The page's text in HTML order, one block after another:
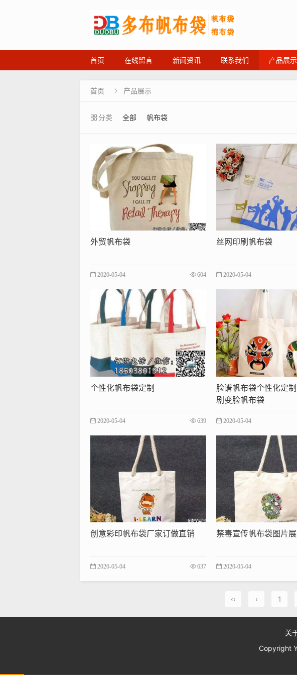
首页 在线留言 新闻资讯 联系我们 产品展示
首页  产品展示
分类 全部 帆布袋
外贸帆布袋
2020-05-04 604
丝网印刷帆布袋
2020-05-04
个性化帆布袋定制
2020-05-04 639
脸谱帆布袋个性化定
剧变脸帆布袋
2020-05-04
创意彩印帆布袋厂家订做直销
2020-05-04 637
禁毒宣传帆布袋图片
2020-05-04
‹‹ ‹ 1
关
Copyright